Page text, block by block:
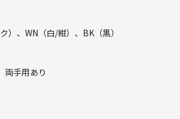
、WN（白/紺）、BK（黒）
両手用あり